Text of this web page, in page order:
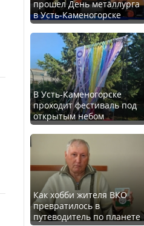
Минтруда назвало
отрасли с самыми
высокими зарплатными
предложениями
Искусственный интеллект
официально включили в
школьную программу
Казахстана
В Казахстане стало
прошел День металлурга
в Усть-Каменогорске
В Усть-Каменогорске
проходит фестиваль под
открытым небом
Как хобби жителя ВКО
превратилось в
путеводитель по планете